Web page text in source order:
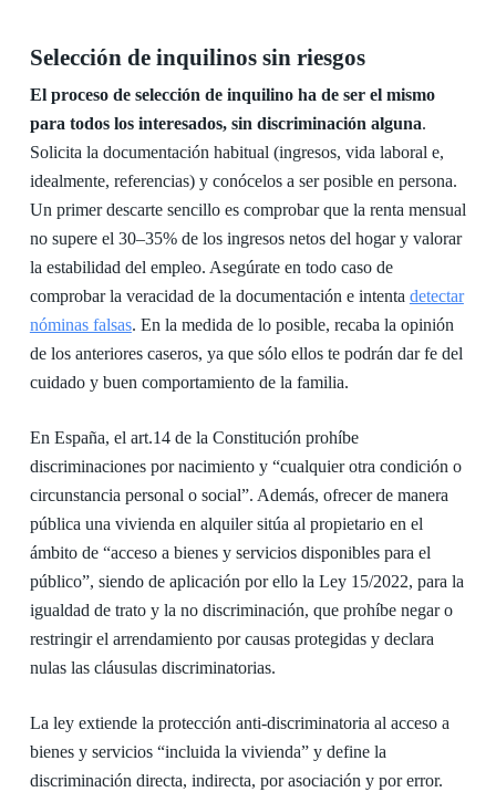
Selección de inquilinos sin riesgos
El proceso de selección de inquilino ha de ser el mismo
para todos los interesados, sin discriminación alguna.
Solicita la documentación habitual (ingresos, vida laboral e,
idealmente, referencias) y conócelos a ser posible en persona.
Un primer descarte sencillo es comprobar que la renta mensual
no supere el 30–35% de los ingresos netos del hogar y valorar
la estabilidad del empleo. Asegúrate en todo caso de
comprobar la veracidad de la documentación e intenta detectar
nóminas falsas. En la medida de lo posible, recaba la opinión
de los anteriores caseros, ya que sólo ellos te podrán dar fe del
cuidado y buen comportamiento de la familia.
En España, el art.14 de la Constitución prohíbe
discriminaciones por nacimiento y “cualquier otra condición o
circunstancia personal o social”. Además, ofrecer de manera
pública una vivienda en alquiler sitúa al propietario en el
ámbito de “acceso a bienes y servicios disponibles para el
público”, siendo de aplicación por ello la Ley 15/2022, para la
igualdad de trato y la no discriminación, que prohíbe negar o
restringir el arrendamiento por causas protegidas y declara
nulas las cláusulas discriminatorias.
La ley extiende la protección anti-discriminatoria al acceso a
bienes y servicios “incluida la vivienda” y define la
discriminación directa, indirecta, por asociación y por error.